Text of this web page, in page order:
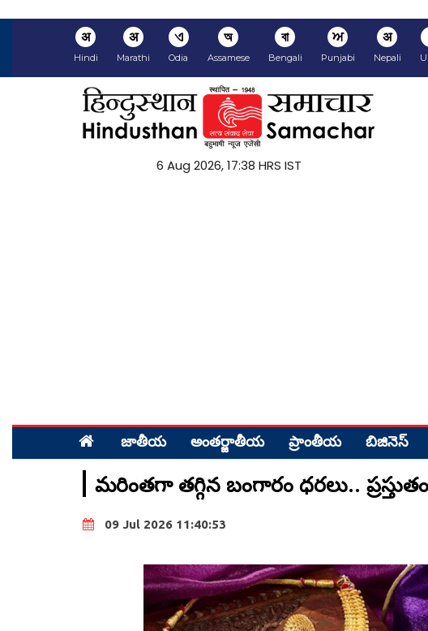
अ
Hindi
अ
Marathi
ଏ
Odia
অ
Assamese
বা
Bengali
ਅ
Punjabi
अ
Nepali
6 Aug 2026, 17:38 HRS IST
జాతీయ అంత‌ర్జాతీయ ప్రాంతీయ‌ బిజినెస్
మరింతగా తగ్గిన బంగారం ధరలు..
09 Jul 2026 11:40:53